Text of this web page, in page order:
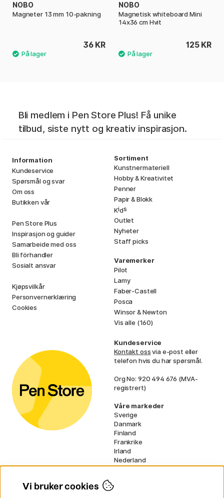
NOBO
Magneter 13 mm 10-pakning
36 KR
NOBO
Magnetisk whiteboard Mini
14x36 cm Hvit
125 KR
Bli medlem i Pen Store Plus! Få unike
tilbud, siste nytt og kreativ inspirasjon.
Information
Kundeservice
Spørsmål og svar
Om oss
Butikken vår
Pen Store Plus
Inspirasjon og guider
Samarbeide med oss
Bli förhandler
Sosialt ansvar
Kjøpsvilkår
Personvernerklæring
Cookies
Sortiment
Kunstnermateriell
Hobby & Kreativitet
Penner
Papir & Blokk
Kids
Outlet
Nyheter
Staff picks
Varemerker
Pilot
Lamy
Faber-Castell
Posca
Winsor & Newton
Vis alle (160)
Kundeservice
Kontakt ossvia e-post eller
telefon hvis du har spørsmål.
Org No: 920 494 676 (MVA-
registrert)
Våre markeder
Sverige
Danmark
Finland
Frankrike
Irland
Nederland
Tyskland
Vi bruker cookies